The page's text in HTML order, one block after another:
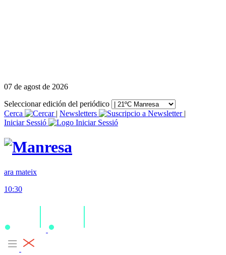
07 de agost de 2026
Seleccionar edición del periódico
Cerca
| Newsletters
|
Iniciar Sessió
ara mateix
10:30